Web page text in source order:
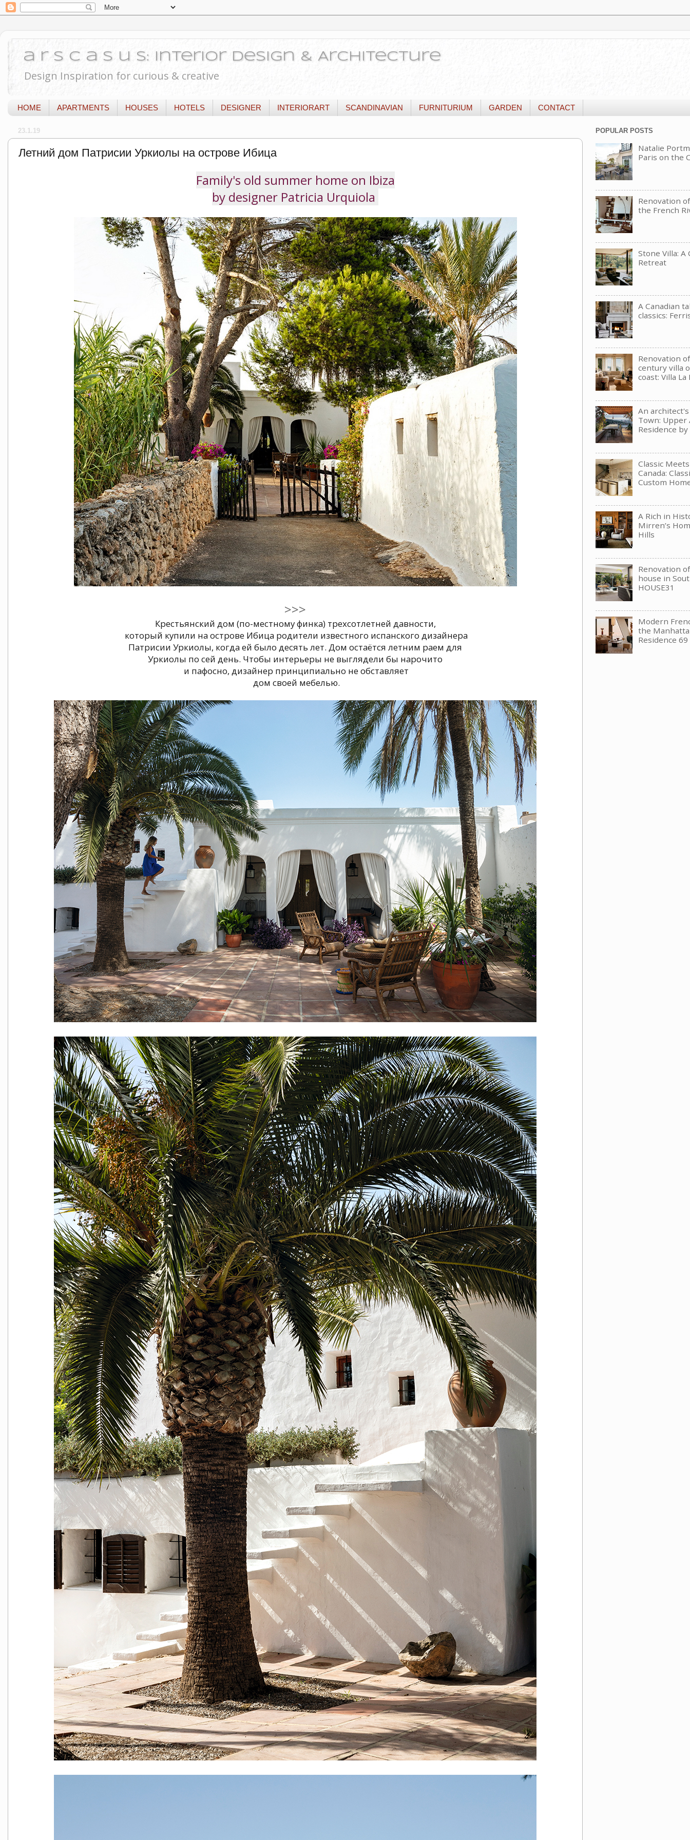
a r s c a s u s: Interior Design & Architecture
Design Inspiration for curious & creative
HOME APARTMENTS HOUSES HOTELS DESIGNER INTERIORART SCANDINAVIAN FURNITURIUM GARDEN CONTACT
23.1.19
Летний дом Патрисии Уркиолы на острове Ибица
Family's old summer home on Ibiza
by designer Patricia Urquiola
>>>
Крестьянский дом (по-местному финка) трехсотлетней давности,
который купили на острове Ибица родители известного испанского дизайнера
Патрисии Уркиолы, когда ей было десять лет. Дом остаётся летним раем для
Уркиолы по сей день. Чтобы интерьеры не выглядели бы нарочито
и пафосно, дизайнер принципиально не обставляет
дом своей мебелью.
POPULAR POSTS
Natalie
Paris on the
Renovation
the French
Stone Villa:
Retreat
A Canadian
classics:
Renovation
century villa
coast: Villa La
An
Town: Upper
Residence by
Classic
Canada:
Custom
A Rich in
Mirren’s
Hills
Renovation
house in
HOUSE31
Modern
the
Residence 69